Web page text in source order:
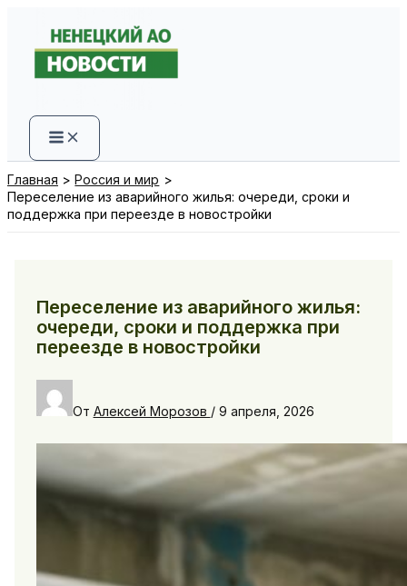
содержимому
Главная
Россия и мир
Переселение из аварийного жилья: очереди, сроки и
поддержка при переезде в новостройки
Переселение из аварийного жилья:
очереди, сроки и поддержка при
переезде в новостройки
От Алексей Морозов / 9 апреля, 2026